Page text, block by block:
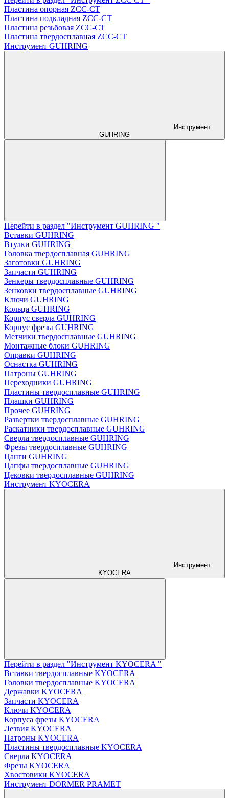
Пластина опорная ZCC-CT
Пластина подкладная ZCC-CT
Пластина резьбовая ZCC-CT
Пластина твердосплавная ZCC-CT
Инструмент GUHRING
Инструмент
GUHRING
Перейти в раздел "Инструмент GUHRING "
Вставки GUHRING
Втулки GUHRING
Головка твердосплавная GUHRING
Заготовки GUHRING
Запчасти GUHRING
Зенкеры твердосплавные GUHRING
Зенковки твердосплавные GUHRING
Ключи GUHRING
Кольца GUHRING
Корпус сверла GUHRING
Корпус фрезы GUHRING
Метчики твердосплавные GUHRING
Монтажные блоки GUHRING
Оправки GUHRING
Оснастка GUHRING
Патроны GUHRING
Переходники GUHRING
Пластины твердосплавные GUHRING
Плашки GUHRING
Прочее GUHRING
Развертки твердосплавные GUHRING
Раскатники твердосплавные GUHRING
Сверла твердосплавные GUHRING
Фрезы твердосплавные GUHRING
Цанги GUHRING
Цапфы твердосплавные GUHRING
Цековки твердосплавные GUHRING
Инструмент KYOCERA
Инструмент
KYOCERA
Перейти в раздел "Инструмент KYOCERA "
Вставки твердосплавные KYOCERA
Головки твердосплавные KYOCERA
Державки KYOCERA
Запчасти KYOCERA
Ключи KYOCERA
Корпуса фрезы KYOCERA
Лезвия KYOCERA
Патроны KYOCERA
Пластины твердосплавные KYOCERA
Сверла KYOCERA
Фрезы KYOCERA
Хвостовики KYOCERA
Инструмент DORMER PRAMET